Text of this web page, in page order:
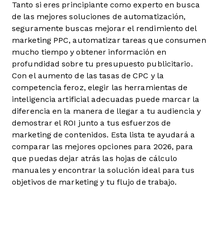
Tanto si eres principiante como experto en busca
de las mejores soluciones de automatización,
seguramente buscas mejorar el rendimiento del
marketing PPC, automatizar tareas que consumen
mucho tiempo y obtener información en
profundidad sobre tu presupuesto publicitario.
Con el aumento de las tasas de CPC y la
competencia feroz, elegir las herramientas de
inteligencia artificial adecuadas puede marcar la
diferencia en la manera de llegar a tu audiencia y
demostrar el ROI junto a tus esfuerzos de
marketing de contenidos. Esta lista te ayudará a
comparar las mejores opciones para 2026, para
que puedas dejar atrás las hojas de cálculo
manuales y encontrar la solución ideal para tus
objetivos de marketing y tu flujo de trabajo.